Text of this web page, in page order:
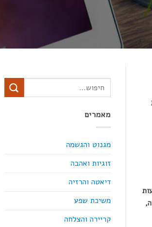
מאמרים
מגנוט והגשמה
זוגיות ואהבה
דיאטה והרזיה
משיכת שפע
קריירה והצלחה